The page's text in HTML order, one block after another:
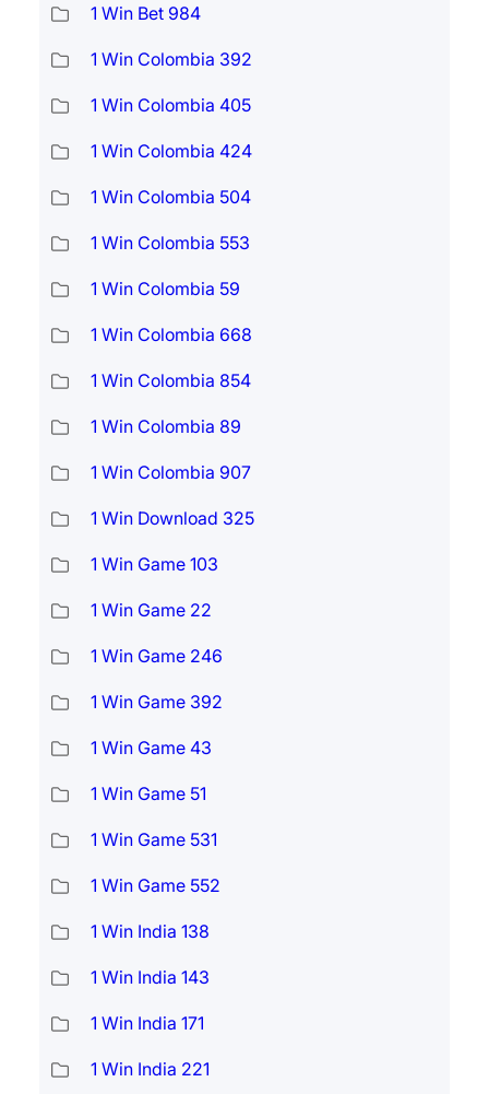
1 Win Bet 984
1 Win Colombia 392
1 Win Colombia 405
1 Win Colombia 424
1 Win Colombia 504
1 Win Colombia 553
1 Win Colombia 59
1 Win Colombia 668
1 Win Colombia 854
1 Win Colombia 89
1 Win Colombia 907
1 Win Download 325
1 Win Game 103
1 Win Game 22
1 Win Game 246
1 Win Game 392
1 Win Game 43
1 Win Game 51
1 Win Game 531
1 Win Game 552
1 Win India 138
1 Win India 143
1 Win India 171
1 Win India 221